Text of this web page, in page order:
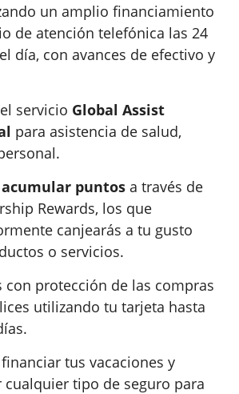
un amplio financiamiento
de atención telefónica las 24
día, con avances de efectivo y
servicio Global Assist
para asistencia de salud,
acumular puntos a través de
Rewards, los que
canjearás a tu gusto
o servicios.
con protección de las compras
utilizando tu tarjeta hasta
tus vacaciones y
tipo de seguro para